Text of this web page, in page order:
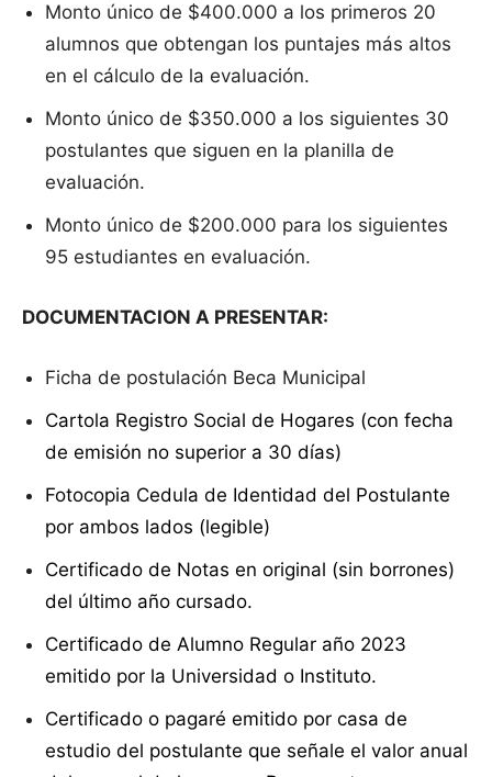
Monto único de $400.000 a los primeros 20
alumnos que obtengan los puntajes más altos
en el cálculo de la evaluación.
Monto único de $350.000 a los siguientes 30
postulantes que siguen en la planilla de
evaluación.
Monto único de $200.000 para los siguientes
95 estudiantes en evaluación.
DOCUMENTACION A PRESENTAR:
Ficha de postulación Beca Municipal
Cartola Registro Social de Hogares (con fecha
de emisión no superior a 30 días)
Fotocopia Cedula de Identidad del Postulante
por ambos lados (legible)
Certificado de Notas en original (sin borrones)
del último año cursado.
Certificado de Alumno Regular año 2023
emitido por la Universidad o Instituto.
Certificado o pagaré emitido por casa de
estudio del postulante que señale el valor anual